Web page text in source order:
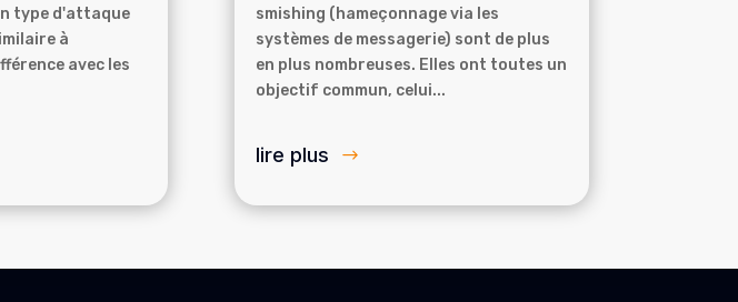
type d'attaque
à
avec les
smishing (hameçonnage via les
systèmes de messagerie) sont de plus
en plus nombreuses. Elles ont toutes un
objectif commun, celui...
lire plus